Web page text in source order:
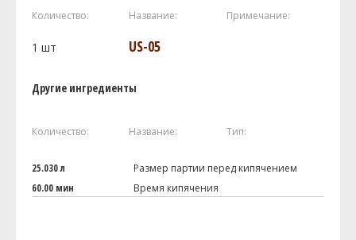
Количество: Название: Примечание:
1 шт US-05
Другие ингредиенты
Количество: Название: Тип:
25.030 л
Размер партии перед кипячением
60.00 мин
Время кипячения